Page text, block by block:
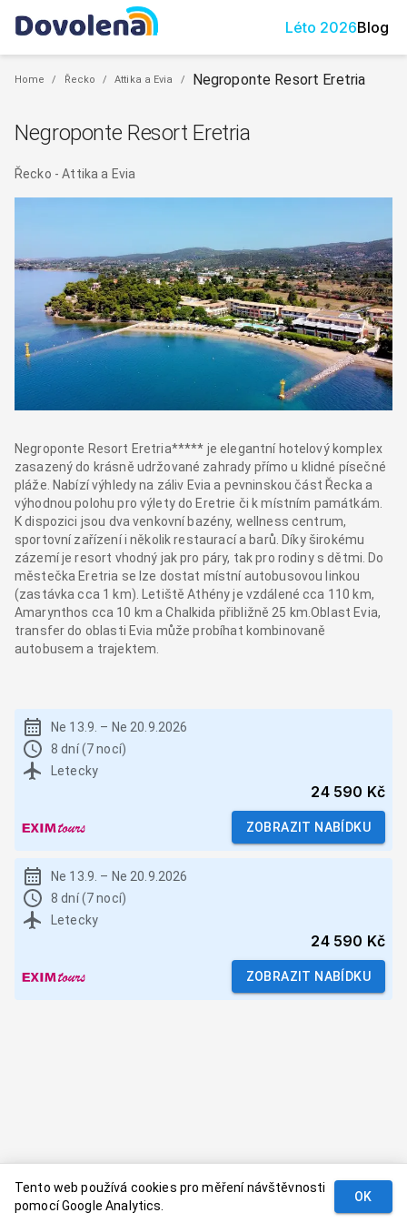
Léto 2026Blog
Home / Řecko / Attika a Evia / Negroponte Resort Eretria
Negroponte Resort Eretria
Řecko -Attika a Evia
Negroponte Resort Eretria***** je elegantní hotelový komplex
zasazený do krásně udržované zahrady přímo u klidné písečné
pláže. Nabízí výhledy na záliv Evia a pevninskou část Řecka a
výhodnou polohu pro výlety do Eretrie či k místním památkám.
K dispozici jsou dva venkovní bazény, wellness centrum,
sportovní zařízení i několik restaurací a barů. Díky širokému
zázemí je resort vhodný jak pro páry, tak pro rodiny s dětmi. Do
městečka Eretria se lze dostat místní autobusovou linkou
(zastávka cca 1 km). Letiště Athény je vzdálené cca 110 km,
Amarynthos cca 10 km a Chalkida přibližně 25 km.Oblast Evia,
transfer do oblasti Evia může probíhat kombinovaně
autobusem a trajektem.
Ne 13.9. – Ne 20.9.2026
8 dní (7 nocí)
Letecky
24 590 Kč
ZOBRAZIT NABÍDKU
Ne 13.9. – Ne 20.9.2026
8 dní (7 nocí)
Letecky
24 590 Kč
ZOBRAZIT NABÍDKU
Tento web používá cookies pro měření návštěvnosti
pomocí Google Analytics.
OK